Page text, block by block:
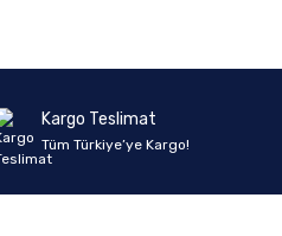
Kargo Teslimat
Tüm Türkiye’ye Kargo!